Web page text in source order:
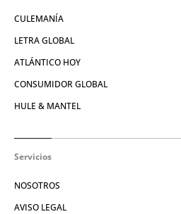
CULEMANÍA
LETRA GLOBAL
ATLÁNTICO HOY
CONSUMIDOR GLOBAL
HULE & MANTEL
Servicios
NOSOTROS
AVISO LEGAL